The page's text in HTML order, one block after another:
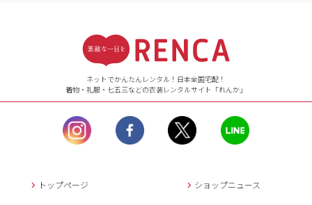
【ご注文（インターネット）】
24時間年中無休
【お問い合わせ窓口（メー
ル）】10:00~17:00
土曜日、日曜日、臨
時休業日を除く。
営業時間外にいただ
返信させていただきま
ネットでかんたんレンタル！日本全国宅配！
着物・礼服・七五三などの衣装レンタルサイト「れんか」
トップページ ショップニュース